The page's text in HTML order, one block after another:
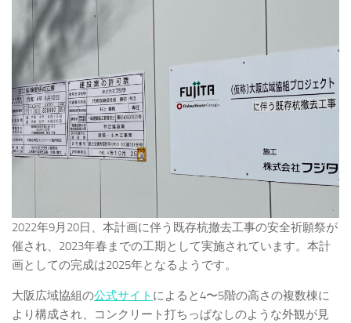
2022年9月20日、本計画に伴う既存杭撤去工事の安全祈願祭が
催され、2023年春までの工期として実施されています。本計
画としての完成は2025年となるようです。
大阪広域協組の公式サイト によると4〜5階の高さの複数棟に
より構成され、コンクリート打ちっぱなしのような外観が見